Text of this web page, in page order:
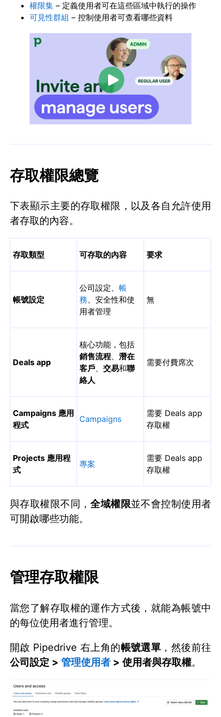
權限集 – 定義使用者可在這些區域中執行的操作
可見性群組 – 控制使用者可查看哪些資料
存取權限總覽
下表顯示主要的存取權限，以及各自允許使用
者存取的內容。
存取類型 可存取的內容 要求
帳號設定
公司設定、 帳
務、安全性和使
用者管理
無
Deals app
核心功能，包括
銷售流程、 潛在
客戶、 交易和聯
絡人
需要付費席次
Campaigns 應用
程式
Campaigns
需要 Deals app
存取權
Projects 應用程
式
專案
需要 Deals app
存取權
與存取權限不同，全域權限並不會控制使用者
可開啟哪些功能。
管理存取權限
當您了解存取權的運作方式後，就能為帳號中
的每位使用者進行管理。
開啟 Pipedrive 右上角的帳號選單 ，然後前往
公司設定 > 管理使用者 > 使用者與存取權。